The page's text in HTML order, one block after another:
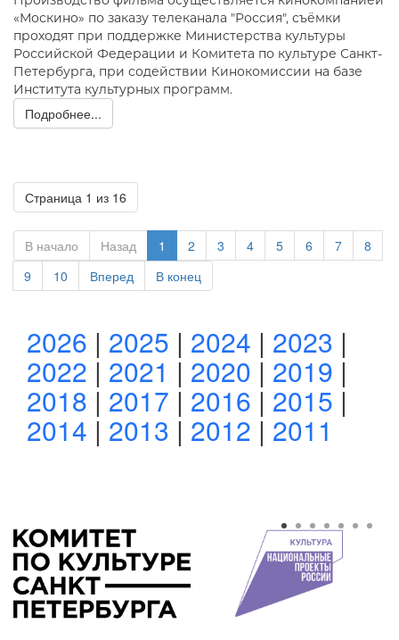
«Москино» по заказу телеканала "Россия", съёмки
проходят при поддержке Министерства культуры
Российской Федерации и Комитета по культуре Санкт-
Петербурга, при содействии Кинокомиссии на базе
Института культурных программ.
Подробнее...
Страница 1 из 16
В начало Назад 1 2 3 4 5 6 7
8
9
10 Вперед В конец
2026 | 2025 | 2024 | 2023 |
2022 | 2021 | 2020 | 2019 |
2018 | 2017 | 2016 | 2015 |
2014 | 2013 | 2012 | 2011